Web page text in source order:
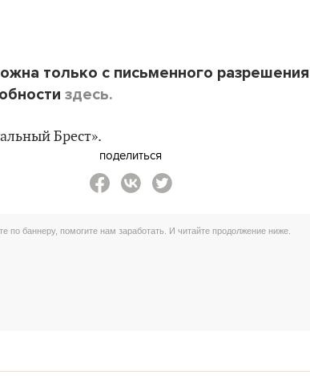
только с письменного разрешения
здесь.
Брест».
поделиться